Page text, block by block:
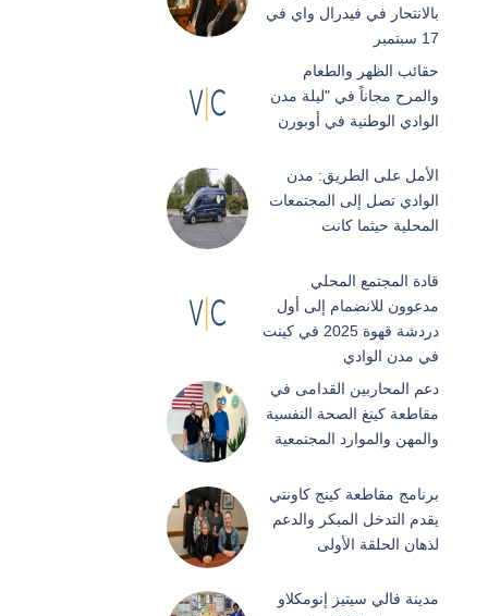
بالانتحار في فيدرال واي في
17 سبتمبر
حقائب الظهر والطعام
والمرح مجاناً في "ليلة مدن
الوادي الوطنية في أوبورن
الأمل على الطريق: مدن
الوادي تصل إلى المجتمعات
المحلية حيثما كانت
قادة المجتمع المحلي
مدعوون للانضمام إلى أول
دردشة قهوة 2025 في كينت
في مدن الوادي
دعم المحاربين القدامى في
مقاطعة كينغ الصحة النفسية
والمهن والموارد المجتمعية
برنامج مقاطعة كينج كاونتي
يقدم التدخل المبكر والدعم
لذهان الحلقة الأولى
مدينة فالي سيتيز إنومكلاو